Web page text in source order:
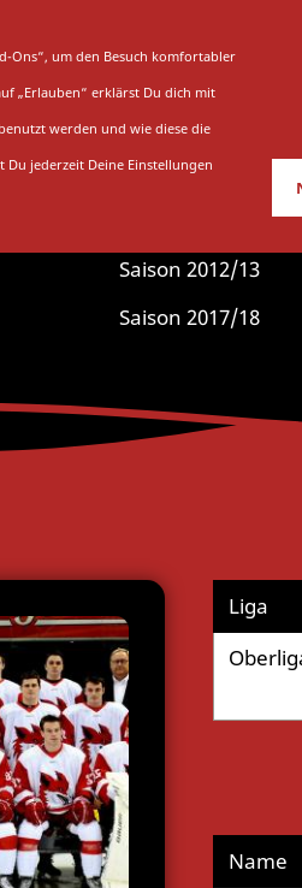
EV Füchse Duisburg»
Saison 2012/13
Saison 2017/18
Liga
Name
Ons“, um den Besuch komfortabler
„Erlauben“ erklärst Du dich mit
werden und wie diese die
Du jederzeit Deine Einstellungen